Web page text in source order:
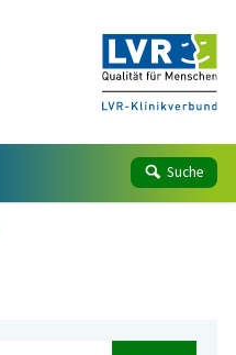
Suche